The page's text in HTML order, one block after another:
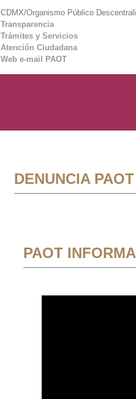
CDMX/Organismo Público
Transparencia
Trámites y Servicios
Atención Ciudadana
Web e-mail PAOT
DENUNCIA PAOT
PAOT INFORMA